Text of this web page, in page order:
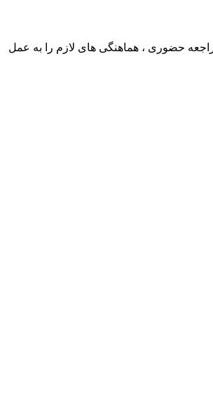
اسکندری جنوبی اول خیابان مرتضوی پلاک 8 طبقه هم کف (لطفا قبل از مراجعه حضوری ، هماهنگی های لازم را به عمل